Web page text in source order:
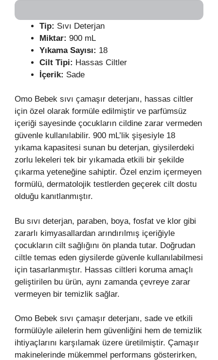
Tip: Sıvı Deterjan
Miktar: 900 mL
Yıkama Sayısı: 18
Cilt Tipi: Hassas Ciltler
İçerik: Sade
Omo Bebek sıvı çamaşır deterjanı, hassas ciltler
için özel olarak formüle edilmiştir ve parfümsüz
içeriği sayesinde çocukların cildine zarar vermeden
güvenle kullanılabilir. 900 mL’lik şişesiyle 18
yıkama kapasitesi sunan bu deterjan, giysilerdeki
zorlu lekeleri tek bir yıkamada etkili bir şekilde
çıkarma yeteneğine sahiptir. Özel enzim içermeyen
formülü, dermatolojik testlerden geçerek cilt dostu
olduğu kanıtlanmıştır.
Bu sıvı deterjan, paraben, boya, fosfat ve klor gibi
zararlı kimyasallardan arındırılmış içeriğiyle
çocukların cilt sağlığını ön planda tutar. Doğrudan
ciltle temas eden giysilerde güvenle kullanılabilmesi
için tasarlanmıştır. Hassas ciltleri koruma amaçlı
geliştirilen bu ürün, aynı zamanda çevreye zarar
vermeyen bir temizlik sağlar.
Omo Bebek sıvı çamaşır deterjanı, sade ve etkili
formülüyle ailelerin hem güvenliğini hem de temizlik
ihtiyaçlarını karşılamak üzere üretilmiştir. Çamaşır
makinelerinde mükemmel performans gösterirken,